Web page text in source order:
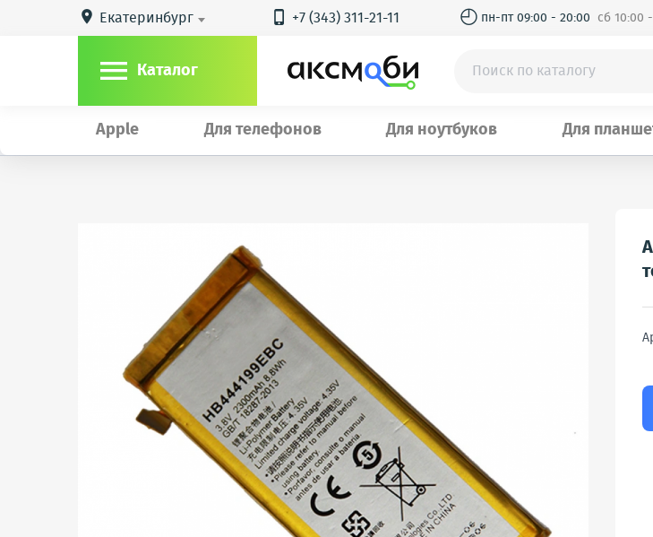
 Екатеринбург  +7 (343) 311-21-11 ◴ пн-пт 09:00 - 20:00 сб 10:00
 Каталог
Apple Для телефонов Для ноутбуков Для